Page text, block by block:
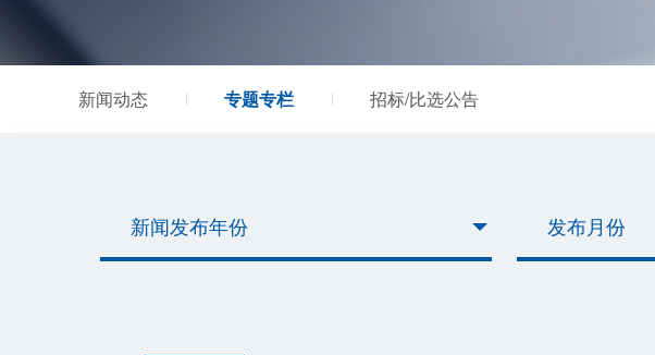
新闻动态 专题专栏 招标/比选公告
新闻发布年份 发布月份